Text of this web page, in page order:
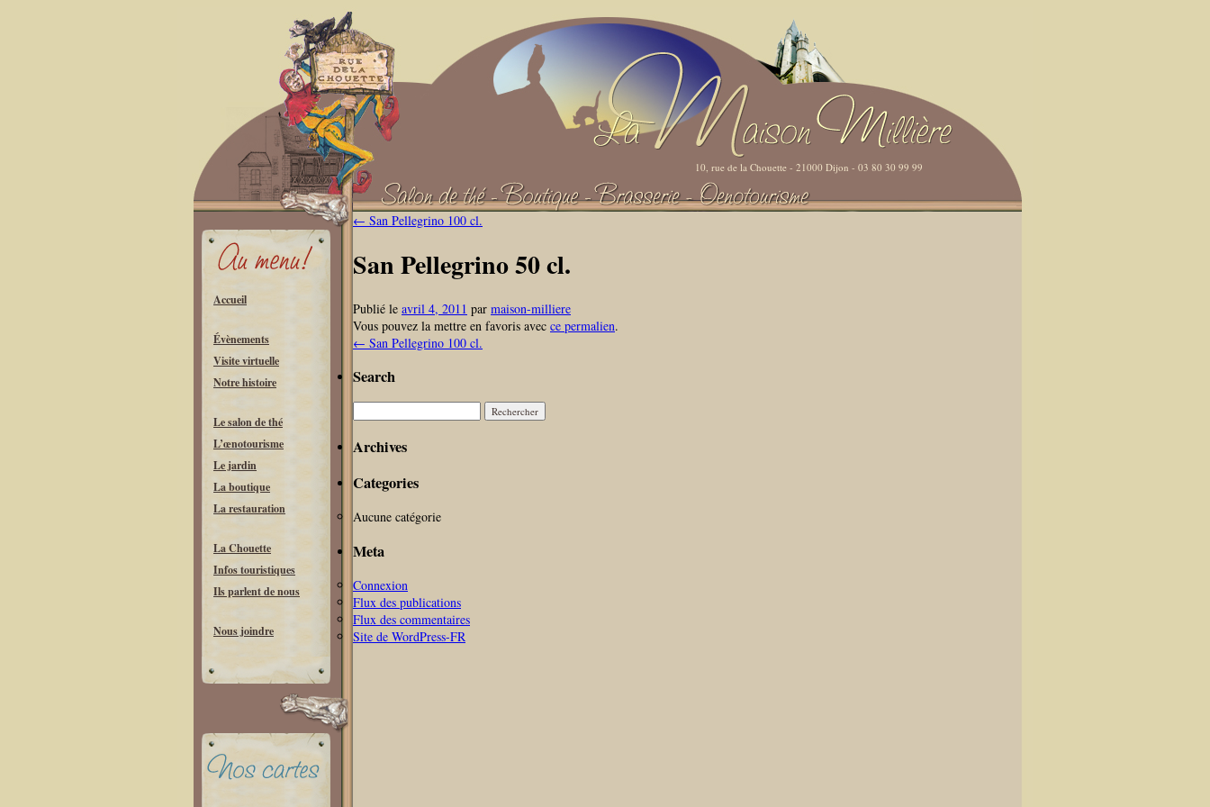
10, rue de la Chouette - 21000 Dijon - 03 80 30 99 99
Accueil
Évènements
Visite virtuelle
Notre histoire
Le salon de thé
L’œnotourisme
Le jardin
La boutique
La restauration
La Chouette
Infos touristiques
Ils parlent de nous
Nous joindre
← San Pellegrino 100 cl.
San Pellegrino 50 cl.
Publié le avril 4, 2011 par maison-milliere
Vous pouvez la mettre en favoris avec ce permalien.
← San Pellegrino 100 cl.
Search
Archives
Categories
Aucune catégorie
Meta
Connexion
Flux des publications
Flux des commentaires
Site de WordPress-FR